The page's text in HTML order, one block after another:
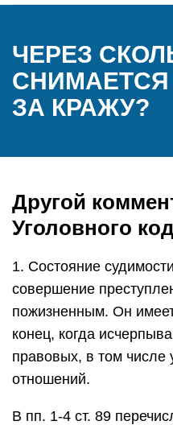
ЧЕРЕЗ
ЗА КРАЖУ?
Другой
Уголовного
1. Состояние
совершение
пожизненным. Он
конец, когда
правовых, в том числе
отношений.
В пп. 1-4 ст. 89